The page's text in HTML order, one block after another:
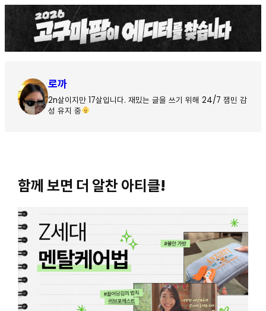
로까
2n살이지만 17살입니다. 재밌는 글을 쓰기 위해 24/7 잼민 감
성 유지 중
함께 보면 더 알찬 아티클!